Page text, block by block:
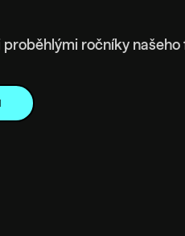
proběhlými ročníky